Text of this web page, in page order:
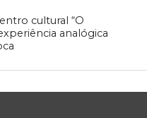
cultural “O
analógica